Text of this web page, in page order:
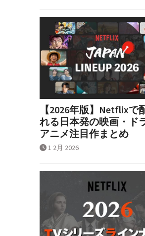
【2026年版】Netflixで
れる日本発の映画・ド
アニメ注目作まとめ
1 2月 2026